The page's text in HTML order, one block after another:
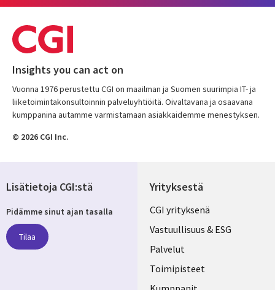
Insights you can act on
Vuonna 1976 perustettu CGI on maailman ja Suomen suurimpia IT- ja
liiketoimintakonsultoinnin palveluyhtiöitä. Oivaltavana ja osaavana
kumppanina autamme varmistamaan asiakkaidemme menestyksen.
© 2026 CGI Inc.
Yrityksestä
Useful
links
FINLAND
CGI yrityksenä
Vastuullisuus & ESG
Palvelut
Toimipisteet
Lisätietoja CGI:stä
Pidämme sinut ajan tasalla
Tilaa